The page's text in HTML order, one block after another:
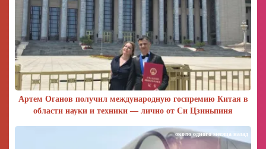
Артем Оганов получил международную госпремию Китая в
области науки и техники — лично от Си Цзиньпиня
около одного месяца назад